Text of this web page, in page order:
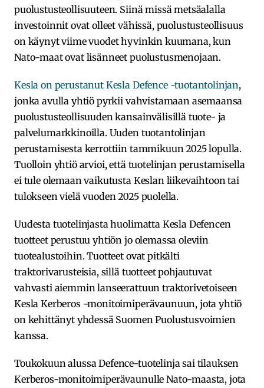
puolustusteollisuuteen. Siinä missä metsäalalla
investoinnit ovat olleet vähissä, puolustusteollisuus
on käynyt viime vuodet hyvinkin kuumana, kun
Nato-maat ovat lisänneet puolustusmenojaan.
Kesla on perustanut Kesla Defence -tuotantolinjan,
jonka avulla yhtiö pyrkii vahvistamaan asemaansa
puolustusteollisuuden kansainvälisillä tuote- ja
palvelumarkkinoilla. Uuden tuotantolinjan
perustamisesta kerrottiin tammikuun 2025 lopulla.
Tuolloin yhtiö arvioi, että tuotelinjan perustamisella
ei tule olemaan vaikutusta Keslan liikevaihtoon tai
tulokseen vielä vuoden 2025 puolella.
Uudesta tuotelinjasta huolimatta Kesla Defencen
tuotteet perustuu yhtiön jo olemassa oleviin
tuotealustoihin. Tuotteet ovat pitkälti
traktorivarusteisia, sillä tuotteet pohjautuvat
vahvasti aiemmin lanseerattuun traktorivetoiseen
Kesla Kerberos -monitoimiperävaunuun, jota yhtiö
on kehittänyt yhdessä Suomen Puolustusvoimien
kanssa.
Toukokuun alussa Defence-tuotelinja sai tilauksen
Kerberos-monitoimiperävaunulle Nato-maasta, jota